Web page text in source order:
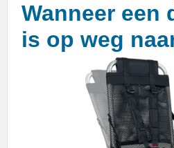
Wanneer een
is op weg